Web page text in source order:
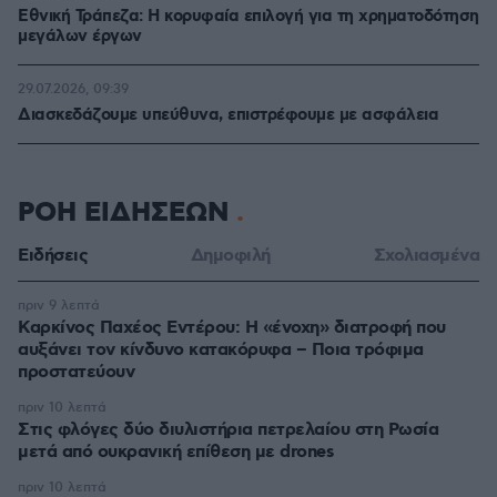
Εθνική Τράπεζα: Η κορυφαία επιλογή για τη χρηματοδότηση
μεγάλων έργων
Διασκεδάζουμε υπεύθυνα, επιστρέφουμε με ασφάλεια
29.07.2026, 09:39
ΡΟΗ ΕΙΔΗΣΕΩΝ
Ειδήσεις Δημοφιλή Σχολιασμένα
Καρκίνος Παχέος Εντέρου: Η «ένοχη» διατροφή που
αυξάνει τον κίνδυνο κατακόρυφα – Ποια τρόφιμα
προστατεύουν
πριν 9 λεπτά
Στις φλόγες δύο διυλιστήρια πετρελαίου στη Ρωσία
μετά από ουκρανική επίθεση με drones
πριν 10 λεπτά
πριν 10 λεπτά